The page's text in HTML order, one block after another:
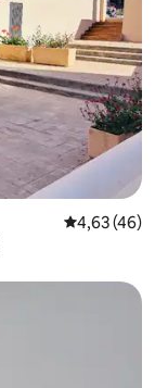
საშუალო
4,63 (46)